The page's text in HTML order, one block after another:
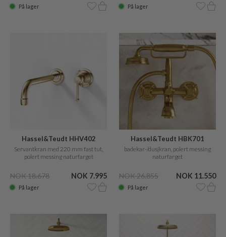
På lager På lager
Hassel&Teudt HHV402
Servantkran med 220 mm fast tut,
polert messing naturfarget
NOK 18.678 NOK 7.995
På lager
Hassel&Teudt HBK701
badekar-/dusjkran, polert messing
naturfarget
NOK 26.855 NOK 11.550
På lager